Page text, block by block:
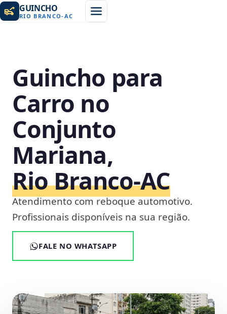
GUINCHO
RIO BRANCO-AC
Guincho para
Carro no
Conjunto
Mariana,
Rio Branco‑AC
Atendimento com reboque automotivo.
Profissionais disponíveis na sua região.
FALE NO WHATSAPP